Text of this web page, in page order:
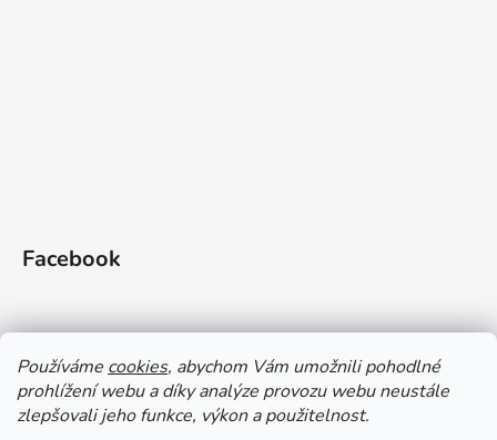
Používáme cookies, abychom Vám umožnili pohodlné
prohlížení webu a díky analýze provozu webu neustále
zlepšovali jeho funkce, výkon a použitelnost.
Facebook
Doprava a platba Vrácení zboží Obchodní podmínky